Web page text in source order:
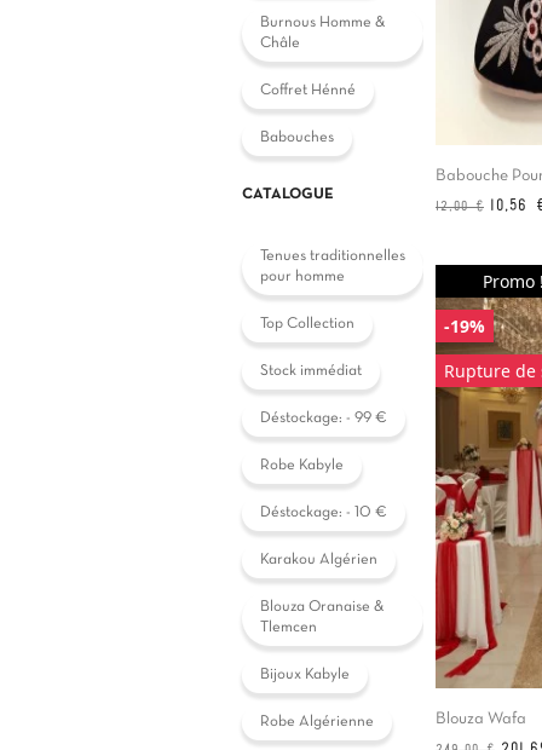
Burnous Homme &
Châle
Coffret Hénné
Babouches
CATALOGUE
Tenues traditionnelles
pour homme
Top Collection
Stock immédiat
Déstockage: - 99 €
Robe Kabyle
Déstockage: - 10 €
Karakou Algérien
Blouza Oranaise &
Tlemcen
Bijoux Kabyle
Robe Algérienne
Babouche
Prix
12,00 € Prix
10,56
Blouza Wafa
Promo !
-19%
Rupture de